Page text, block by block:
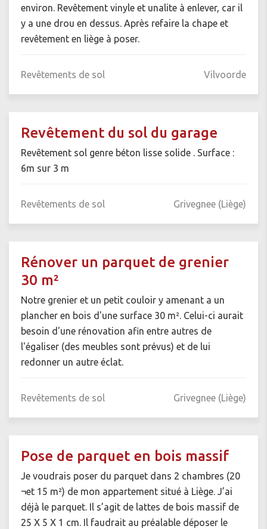
environ. Revêtement vinyle et unalite à enlever, car il
y a une drou en dessus. Après refaire la chape et
revêtement en liège à poser.
Revêtements de sol Vilvoorde
Revêtement du sol du garage
Revêtement sol genre béton lisse solide . Surface :
6m sur 3 m
Revêtements de sol Grivegnee (Liège)
Rénover un parquet de grenier
30 m²
Notre grenier et un petit couloir y amenant a un
plancher en bois d'une surface 30 m². Celui-ci aurait
besoin d'une rénovation afin entre autres de
l'égaliser (des meubles sont prévus) et de lui
redonner un autre éclat.
Revêtements de sol Grivegnee (Liège)
Pose de parquet en bois massif
Je voudrais poser du parquet dans 2 chambres (20
¬et 15 m²) de mon appartement situé à Liège. J’ai
déjà le parquet. Il s’agit de lattes de bois massif de
25 X 5 X 1 cm. Il faudrait au préalable déposer le